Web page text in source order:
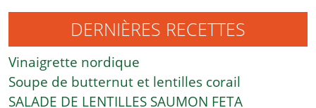
DERNIÈRES RECETTES
Vinaigrette nordique
Soupe de butternut et lentilles corail
SALADE DE LENTILLES SAUMON FETA